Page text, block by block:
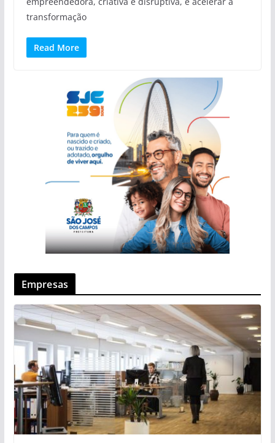
transformação
Read More
Empresas